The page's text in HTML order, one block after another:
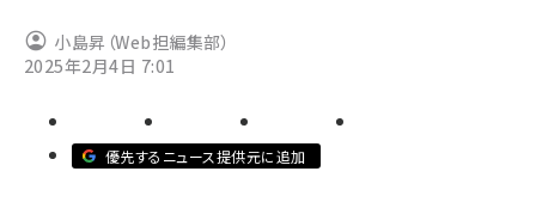
note (2317)
z世代 (1623)
小島昇（Web担編集部）
2025年2月4日 7:01
優先するニュース提供元に追加